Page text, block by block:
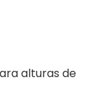
alturas de